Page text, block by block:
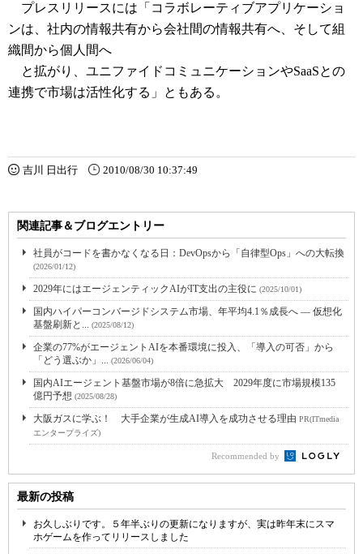
プレスリリースには「コラボレーティブアプリケーショ
ンは、社内の情報共有から会社間の情報共有へ、そして組
織間から個人間へ
と拡がり、ユニファイドコミュニケーションやSaaSとの
連携で市場は活性化する」ともある。
吉川 日出行 2010/08/30 10:37:49
関連記事＆ブログエントリー
社員がコードを書かなくなる日：DevOpsから「自律型Ops」への大転換
(2026/01/12)
2029年にはエージェンティックAIがIT支出の主役に (2025/10/01)
国内ハイパーコンバージドシステム市場、年平均4.1％成長へ ― 仮想化
基盤刷新と... (2025/08/12)
企業の77%がエージェントAIを本番環境に投入、「導入の可否」から
「どう選ぶか」... (2026/06/04)
国内AIエージェント基盤市場が8倍に急拡大 2029年度に市場規模135
億円予想 (2025/08/28)
大阪ガスに学ぶ！ 大手企業が生成AI導入を成功させる理由 PR(ITmedia
エンタープライズ)
Recommended by
最新の投稿
お久しぶりです。５年半ぶりの更新になりますが、実は昨年末にスマ
ホゲームを作ってリリースしました